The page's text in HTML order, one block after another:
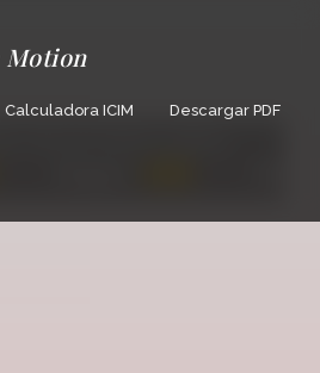
Calculadora ICIM Descargar PDF
ICIM (ÚLTIMOS 3 AÑOS)